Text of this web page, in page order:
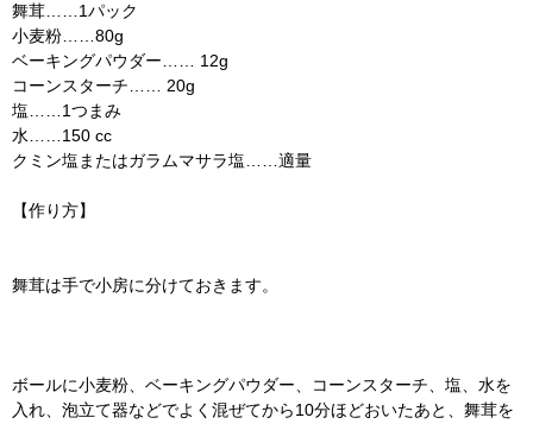
舞茸……1パック
小麦粉……80g
ベーキングパウダー…… 12g
コーンスターチ…… 20g
塩……1つまみ
水……150 cc
クミン塩またはガラムマサラ塩……適量
【作り方】
舞茸は手で小房に分けておきます。
ボールに小麦粉、ベーキングパウダー、コーンスターチ、塩、水を
入れ、泡立て器などでよく混ぜてから10分ほどおいたあと、舞茸を